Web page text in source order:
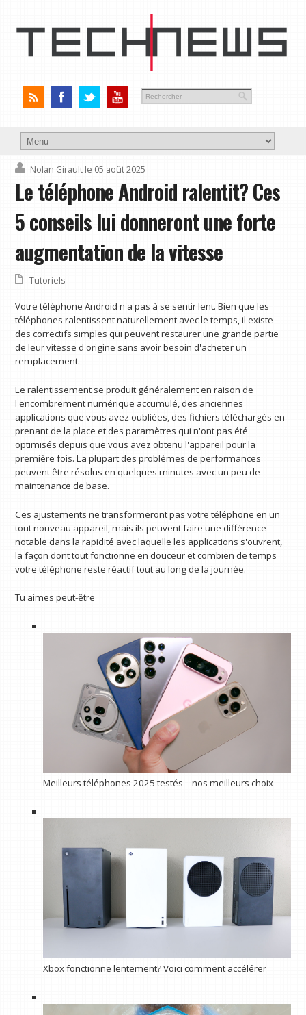
Nolan Girault le 05 août 2025
Le téléphone Android ralentit? Ces
5 conseils lui donneront une forte
augmentation de la vitesse
Tutoriels
Votre téléphone Android n'a pas à se sentir lent. Bien que les
téléphones ralentissent naturellement avec le temps, il existe
des correctifs simples qui peuvent restaurer une grande partie
de leur vitesse d'origine sans avoir besoin d'acheter un
remplacement.
Le ralentissement se produit généralement en raison de
l'encombrement numérique accumulé, des anciennes
applications que vous avez oubliées, des fichiers téléchargés en
prenant de la place et des paramètres qui n'ont pas été
optimisés depuis que vous avez obtenu l'appareil pour la
première fois. La plupart des problèmes de performances
peuvent être résolus en quelques minutes avec un peu de
maintenance de base.
Ces ajustements ne transformeront pas votre téléphone en un
tout nouveau appareil, mais ils peuvent faire une différence
notable dans la rapidité avec laquelle les applications s'ouvrent,
la façon dont tout fonctionne en douceur et combien de temps
votre téléphone reste réactif tout au long de la journée.
Tu aimes peut-être
Meilleurs téléphones 2025 testés – nos meilleurs choix
Xbox fonctionne lentement? Voici comment accélérer